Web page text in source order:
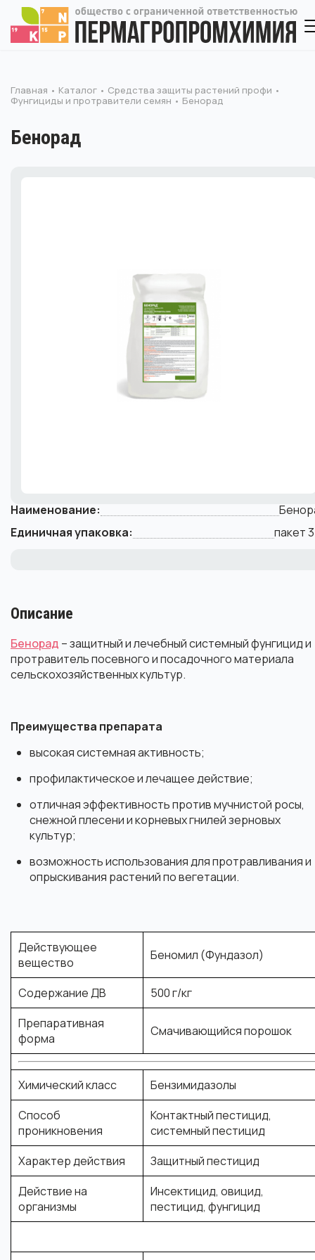
Главная Каталог
Средства защиты растений профи
Фунгициды и протравители семян
Бенорад
Бенорад
Наименование:
Единичная упаковка:
пакет
Описание
Бенорад – защитный илечебныйсистемный фунгицид и
протравитель посевного и посадочного материала
сельскохозяйственных культур.
Преимущества препарата
высокая системная активность;
профилактическоеи лечащее действие;
отличная эффективность против мучнистой росы,
снежной плесени и корневых гнилей зерновых
культур;
возможность использования для протравливания и
опрыскивания растений по вегетации.
Действующее
вещество
Беномил (Фундазол)
Содержание ДВ
500 г/кг
Препаративная
форма
Смачивающийся порошок
Химический класс
Бензимидазолы
Способ
проникновения
Контактный пестицид,
системный пестицид
Характер действия
Защитный пестицид
Действие на
организмы
Инсектицид, овицид,
пестицид, фунгицид